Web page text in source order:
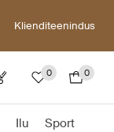
Klienditeenindus
0 0
Ilu Sport